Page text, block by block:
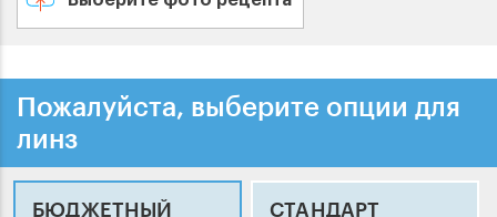
Пожалуйста, выберите опции для
линз
БЮДЖЕТНЫЙ СТАНДАРТ